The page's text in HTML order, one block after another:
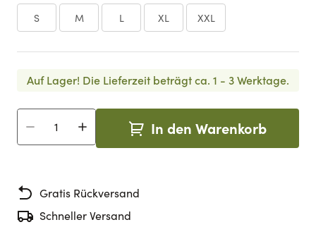
S M L XL XXL
Auf Lager! Die Lieferzeit beträgt ca. 1 - 3 Werktage.
Menge In den Warenkorb
Gratis Rückversand
Schneller Versand